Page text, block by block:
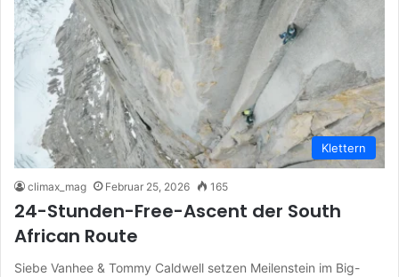
Klettern
climax_mag Februar 25, 2026 165
24-Stunden-Free-Ascent der South
African Route
Siebe Vanhee & Tommy Caldwell setzen Meilenstein im Big-